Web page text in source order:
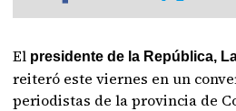
El presidente de la República,
reiteró este viernes en un
periodistas de la provincia de